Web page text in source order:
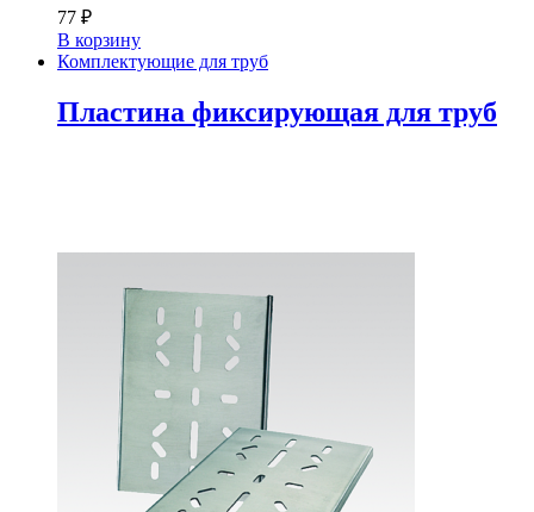
77 ₽
В корзину
Комплектующие для труб
Пластина фиксирующая для труб